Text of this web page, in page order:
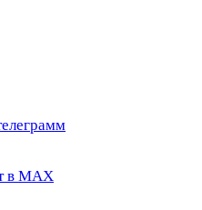
в МАХ